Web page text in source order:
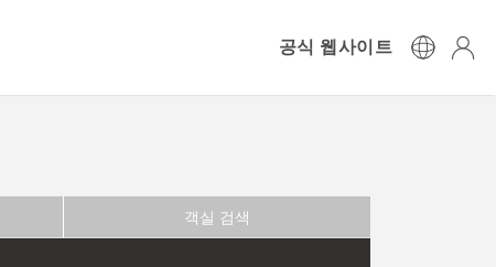
공식 웹사이트
객실 검색